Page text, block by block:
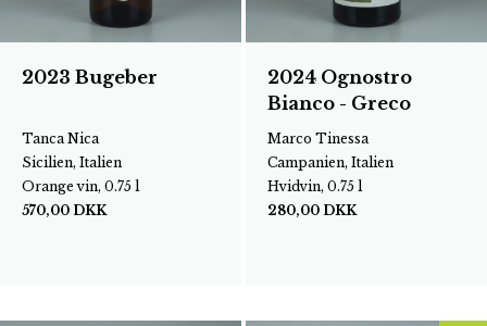
2023 Bugeber
Tanca Nica
Sicilien, Italien
Orange vin, 0.75 l
570,00 DKK
2024 Ognostro
Bianco - Greco
Marco Tinessa
Campanien, Italien
Hvidvin, 0.75 l
280,00 DKK